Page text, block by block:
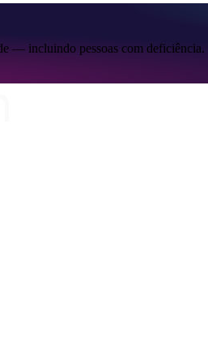
— incluindo pessoas com deficiência.